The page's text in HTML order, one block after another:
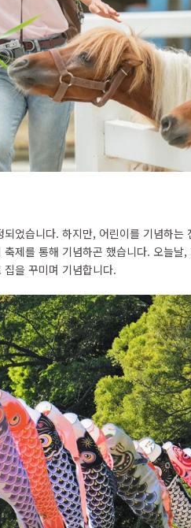
었습니다. 하지만, 어린이를 기념하는
축제를 통해 기념하곤 했습니다. 오늘날
을 꾸미며 기념합니다.